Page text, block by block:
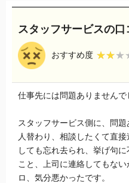
スタッフサービスの口
おすすめ度
仕事先には問題ありませんで
スタッフサービス側に、問
人替わり、相談したくて直
しても忘れ去られ、挙げ句
こと、上司に連絡してもな
ロ、気分悪かったです。